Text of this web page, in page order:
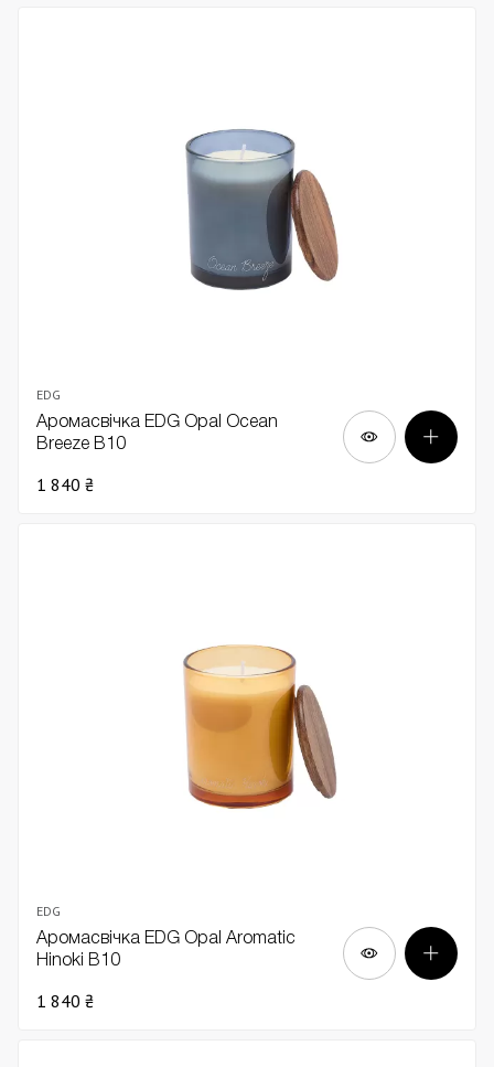
EDG
Аромасвічка EDG Opal Ocean
Breeze В10
1 840 ₴
EDG
Аромасвічка EDG Opal Aromatic
Hinoki В10
1 840 ₴